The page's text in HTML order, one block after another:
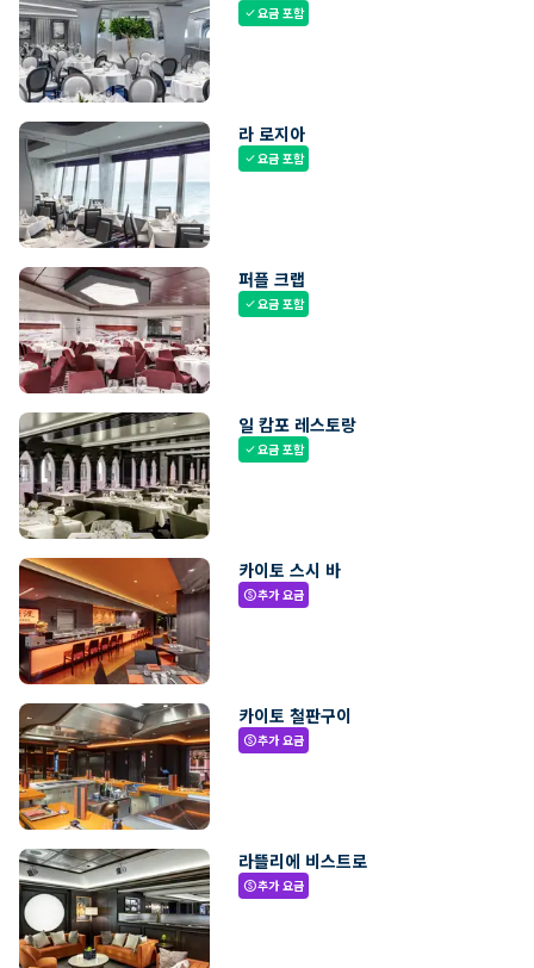
check요금 포함
라 로지아
check요금 포함
퍼플 크랩
check요금 포함
일 캄포 레스토랑
check요금 포함
카이토 스시 바
paid추가 요금
카이토 철판구이
paid추가 요금
라뜰리에 비스트로
paid추가 요금